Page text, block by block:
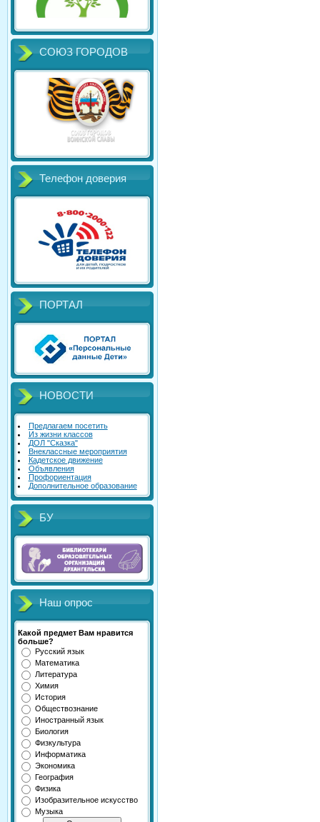
СОЮЗ ГОРОДОВ
Телефон доверия
ПОРТАЛ
НОВОСТИ
Предлагаем посетить
Из жизни классов
ДОЛ "Сказка"
Внеклассные мероприятия
Кадетское движение
Объявления
Профориентация
Дополнительное образование
БУ
Наш опрос
Какой предмет Вам нравится
больше?
Русский язык
Математика
Литература
Химия
История
Обществознание
Иностранный язык
Биология
Физкультура
Информатика
Экономика
География
Физика
Изобразительное искусство
Музыка